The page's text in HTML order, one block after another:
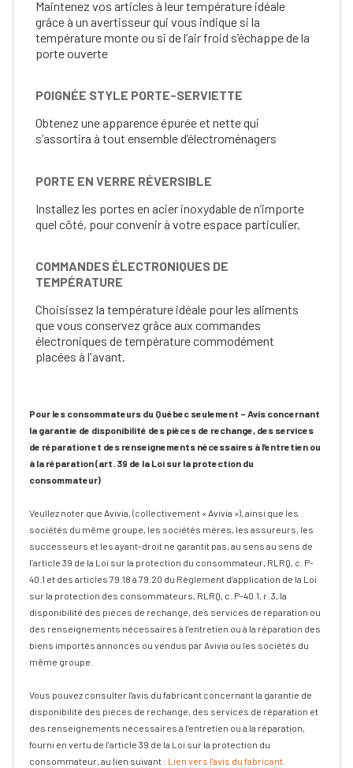
Maintenez vos articles à leur température idéale
grâce à un avertisseur qui vous indique si la
température monte ou si de l’air froid s’échappe de la
porte ouverte
POIGNÉE STYLE PORTE-SERVIETTE
Obtenez une apparence épurée et nette qui
s’assortira à tout ensemble d’électroménagers
PORTE EN VERRE RÉVERSIBLE
Installez les portes en acier inoxydable de n’importe
quel côté, pour convenir à votre espace particulier.
COMMANDES ÉLECTRONIQUES DE
TEMPÉRATURE
Choisissez la température idéale pour les aliments
que vous conservez grâce aux commandes
électroniques de température commodément
placées à l'avant.
Pour les consommateurs du Québec seulement – Avis concernant
la garantie de disponibilité des pièces de rechange, des services
de réparation et des renseignements nécessaires à l’entretien ou
à la réparation (art. 39 de la Loi sur la protection du
consommateur)
Veullez noter que Avivia, (collectivement « Avivia »), ainsi que les
sociétés du même groupe, les sociétés mères, les assureurs, les
successeurs et les ayant-droit ne garantit pas, au sens au sens de
l’article 39 de la Loi sur la protection du consommateur, RLRQ, c. P-
40.1 et des articles 79.18 à 79.20 du Règlement d’application de la Loi
sur la protection des consommateurs, RLRQ, c. P-40.1, r. 3, la
disponibilité des pièces de rechange, des services de réparation ou
des renseignements nécessaires à l’entretien ou à la réparation des
biens importés annoncés ou vendus par Avivia ou les sociétés du
même groupe.
Vous pouvez consulter l'avis du fabricant concernant la garantie de
disponibilité des pièces de rechange, des services de réparation et
des renseignements nécessaires à l’entretien ou à la réparation,
fourni en vertu de l’article 39 de la Loi sur la protection du
consommateur, au lien suivant : Lien vers l'avis du fabricant